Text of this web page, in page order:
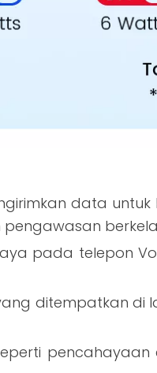
data
pada telepon
ditempatkan
pencahayaan